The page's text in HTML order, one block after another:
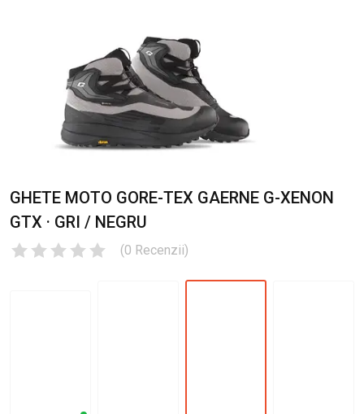
GHETE MOTO GORE-TEX GAERNE G-XENON
GTX · GRI / NEGRU
(0 Recenzii)